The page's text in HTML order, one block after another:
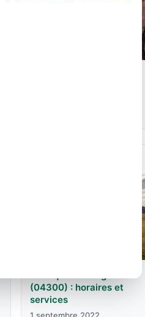
(04300) : horaires et
services
1 septembre 2022